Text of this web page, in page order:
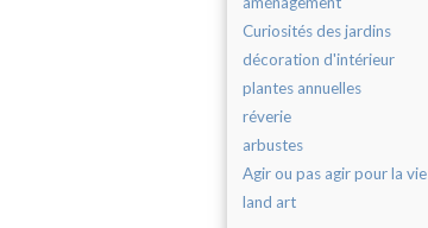
Curiosités des jardins
décoration d'intérieur
plantes annuelles
réverie
arbustes
Agir ou pas agir pour la vie
land art